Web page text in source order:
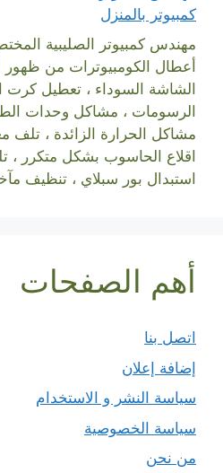
كمبيوتر بالمنزل
مهندس كمبيوتر الصليبية
أعطال الكومبيوترات من ظهور
الشاشة السوداء ، تعطيل كرت
الرسومات ، مشاكل وحدات
مشاكل الحرارة الزائدة ، تلف
اقلاع الحاسوب بشكل متكرر ،
استبدال بور سبلاي ، تنظيف
أهم الصفحات
اتصل بنا
إضافة إعلان
سياسة النشر و الاستخدام
سياسة الخصوصية
من نحن